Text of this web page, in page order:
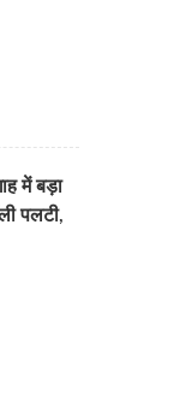
में बड़ा
पलटी,